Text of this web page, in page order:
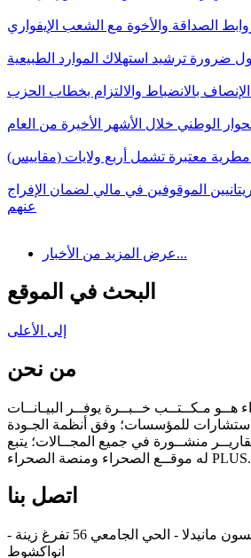
الصداقة والأخوة مع الشعب الإيفواري
ضرورة ترشيد استهلاك الموارد الطبيعية
بالانضباط والالتزام بخطاب الحزب
الوطني خلال الأشهر الأخيرة من العام
معتبرة تشمل أربع ولايات (مقاييس)
الموقوفين في مالي لضمان الإفراج
عنهم
عرض المزيد من الأخبار...
البحث في الموقع
إلى الأعلى
من نحن
هــو مـكــتــب خــبــرة يوفــر البيـانــات
للمؤسسات؛ وفق أنظمة الجـودة
منشــورة في جميع المجــالات؛ يتبع
له موقــع الصحراء ومنصة الصحراء PLUS.
اتصل بنا
المقر: شارع نيلسون مانيدلا - الحي الجامعي 56 تفرغ زينة -